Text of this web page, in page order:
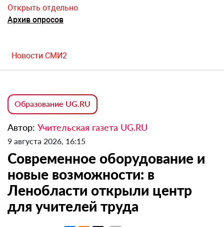
Открыть отдельно
Архив опросов
Новости СМИ2
Образование UG.RU
Автор: Учительская газета UG.RU
9 августа 2026, 16:15
Современное оборудование и
новые возможности: в
Ленобласти открыли центр
для учителей труда